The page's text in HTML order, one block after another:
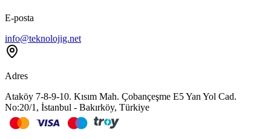
E-posta
info@teknolojig.net
Adres
Ataköy 7-8-9-10. Kısım Mah. Çobançeşme E5 Yan Yol Cad.
No:20/1, İstanbul - Bakırköy, Türkiye